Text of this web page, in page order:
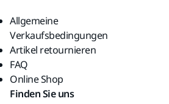
Allgemeine
Verkaufsbedingungen
Artikel retournieren
FAQ
Online Shop
Finden Sie uns